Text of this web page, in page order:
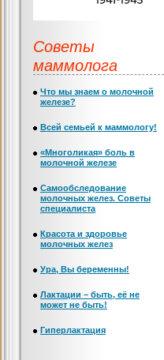
Советы
маммолога
Что мы знаем о молочной
железе?
Всей семьей к маммологу!
«Многоликая» боль в
молочной железе
Самообследование
молочных желез. Советы
специалиста
Красота и здоровье
молочных желез
Ура, Вы беременны!
Лактации – быть, её не
может не быть!
Гиперлактация